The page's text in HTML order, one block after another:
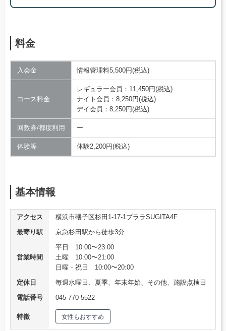
料金
入会金 情報管理料5,500円(税込)
コース料金
レギュラー会員：11,450円(税込)
ナイト会員：8,250円(税込)
デイ会員：8,250円(税込)
回数券/都度利用 ー
体験等 体験2,200円(税込)
基本情報
アクセス
横浜市磯子区杉田1-17-1プララSUGITA4F
最寄り駅
京急杉田駅から徒歩3分
営業時間
平日 10:00〜23:00
土曜 10:00〜21:00
日曜・祝日 10:00〜20:00
定休日
毎週水曜日、夏季、年末年始、その他、施設点検日
電話番号
045-770-5522
特徴 女性もおすすめ